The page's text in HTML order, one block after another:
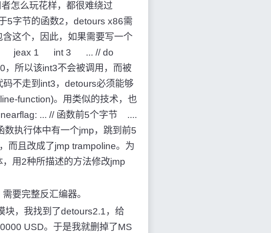
怎么玩花样，都很难绕过
5字节的函数2，detours x86需
这个，因此，如果需要写一个
jeax 1 int 3 ... // do
所以该int3不会被调用，而被
不走到int3，detours必须能够
function)。用类似的技术，也
... // 函数前5个字节 ....
执行体中有一个jmp，跳到前5
而且改成了jmp trampoline。为
用2种所描述的方法修改jmp
要完整反汇编器。
块，我找到了detours2.1，给
USD。于是我就删掉了MS